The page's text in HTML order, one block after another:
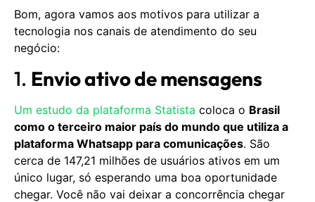
Bom, agora vamos aos motivos para utilizar a
tecnologia nos canais de atendimento do seu
negócio:
1. Envio ativo de mensagens
Um estudo da plataforma Statista coloca o Brasil
como o terceiro maior país do mundo que utiliza a
plataforma Whatsapp para comunicações. São
cerca de 147,21 milhões de usuários ativos em um
único lugar, só esperando uma boa oportunidade
chegar. Você não vai deixar a concorrência chegar